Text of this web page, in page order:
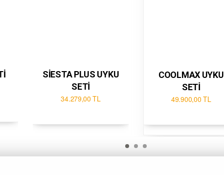
SİESTA PLUS UYKU
SETİ
34.279,00 TL
COOLMAX UYKU
SETİ
49.900,00 TL